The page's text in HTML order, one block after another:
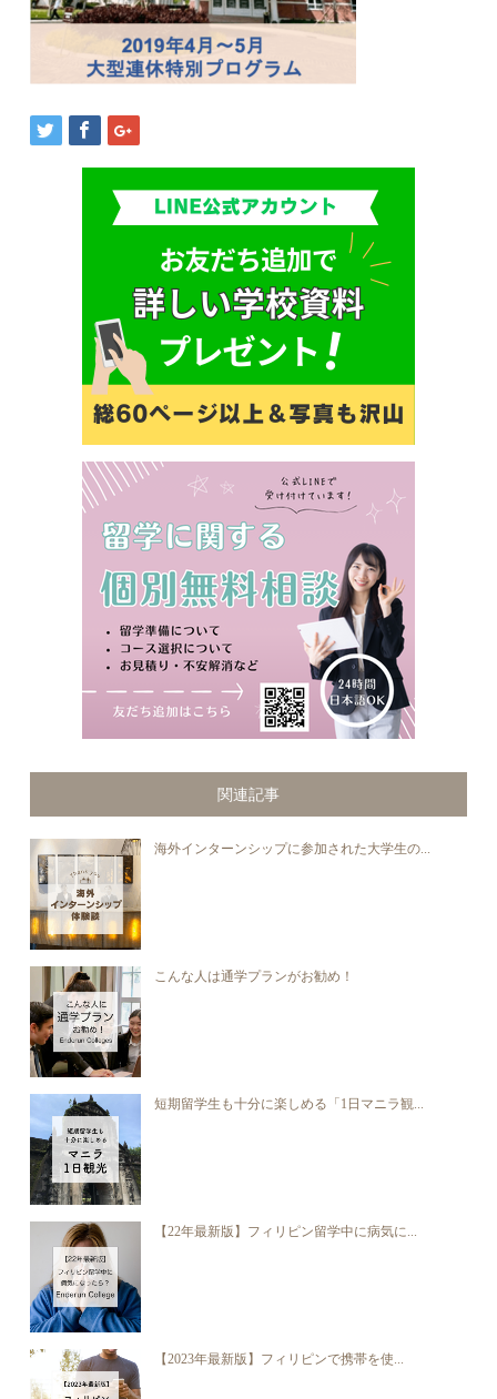
関連記事
海外インターンシップに参加された大学生の...
こんな人は通学プランがお勧め！
短期留学生も十分に楽しめる「1日マニラ観...
【22年最新版】フィリピン留学中に病気に...
【2023年最新版】フィリピンで携帯を使...